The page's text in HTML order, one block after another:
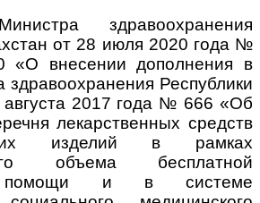
здравоохранения
от 28 июля 2020 года №
«О внесении дополнения в
здравоохранения Республики
августа 2017 года № 666 «Об
лекарственных средств
изделий в рамках
объема бесплатной
помощи и в системе